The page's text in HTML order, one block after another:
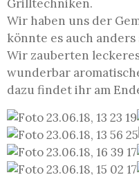
Grilltechniken.
Wir haben uns der
könnte es auch anders
Wir zauberten
wunderbar
dazu findet ihr am